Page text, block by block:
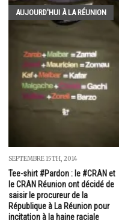
AUJOURD'HUI À LA RÉUNION
SEPTEMBRE 15TH, 2014
Tee-shirt #Pardon : le #CRAN et
le CRAN Réunion ont décidé de
saisir le procureur de la
République à La Réunion pour
incitation à la haine raciale